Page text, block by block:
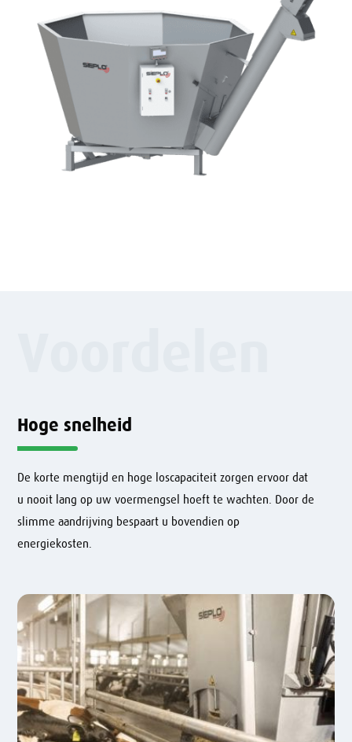
Hoge snelheid
De korte mengtijd en hoge loscapaciteit zorgen ervoor dat
u nooit lang op uw voermengsel hoeft te wachten. Door de
slimme aandrijving bespaart u bovendien op
energiekosten.